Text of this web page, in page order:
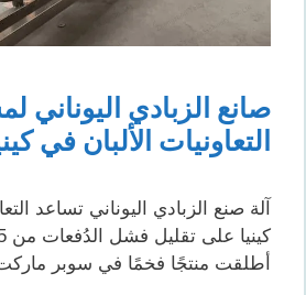
صانع الزبادي اليوناني
التعاونيات الألبان في كينيا
آلة صنع الزبادي اليوناني تساعد
أطلقت منتجًا فخمًا في سوبر ماركت